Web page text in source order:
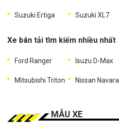
Suzuki Ertiga Suzuki XL7
Xe bán tải tìm kiếm nhiều nhất
Ford Ranger Isuzu D-Max
Mitsubishi Triton Nissan Navara
MẪU XE